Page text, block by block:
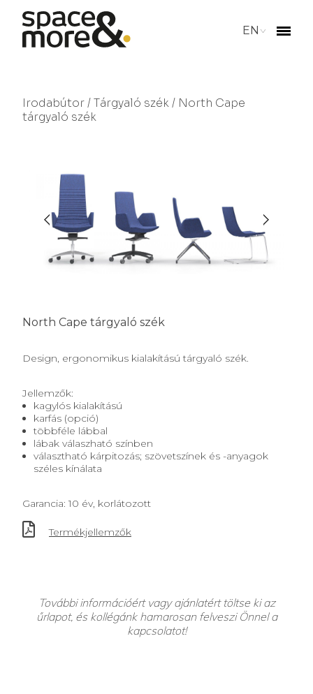
EN
Irodabútor/Tárgyaló szék/ North Cape
tárgyaló szék
North Cape tárgyaló szék
Design, ergonomikus kialakítású tárgyaló szék.
Jellemzők:
kagylós kialakítású
karfás (opció)
többféle lábbal
lábak válaszható színben
választható kárpitozás; szövetszínek és -anyagok
széles kínálata
Garancia: 10 év, korlátozott
Termékjellemzők
További információért vagy ajánlatért töltse ki az
űrlapot, és kollégánk hamarosan felveszi Önnel a
kapcsolatot!